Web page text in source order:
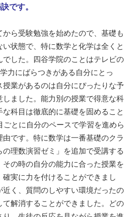
です。
ら受験勉強を始めたので、基礎も
状態で、特に数学と化学は全くと
した。四谷学院のことはテレビの
力にばらつきがある自分にとっ
業があるのは自分にぴったりな予
ました。能力別の授業で得意な科
科目は徹底的に基礎を固めること
とに自分のペースで学習を進めら
です。特に数学は一番基礎のクラ
理数演習ゼミ」を追加で受講する
の時の自分の能力に合った授業を
実に力を付けることができまし
く、質問のしやすい環境だったの
解消することができました。どの